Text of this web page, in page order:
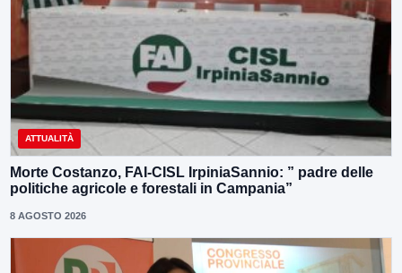
ATTUALITÀ
Morte Costanzo, FAI-CISL IrpiniaSannio: ” padre delle
politiche agricole e forestali in Campania”
8 AGOSTO 2026